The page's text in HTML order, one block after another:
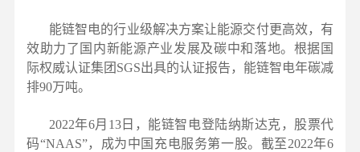
能链智电的行业级解决方案让能源交付更高效，有
效助力了国内新能源产业发展及碳中和落地。根据国
际权威认证集团SGS出具的认证报告，能链智电年碳减
排90万吨。
2022年6月13日，能链智电登陆纳斯达克，股票代
码“NAAS”，成为中国充电服务第一股。截至2022年6